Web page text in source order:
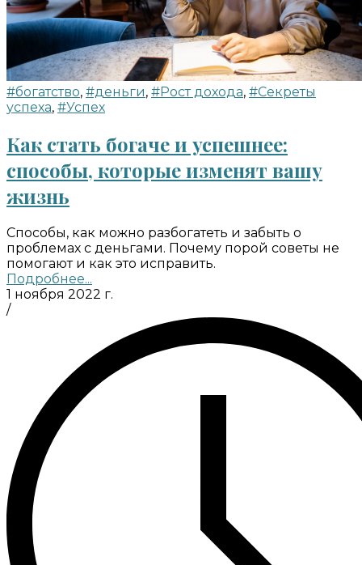
#богатство, #деньги, #Рост дохода, #Секреты
успеха, #Успех
Как стать богаче и успешнее:
способы, которые изменят вашу
жизнь
Способы, как можно разбогатеть и забыть о
проблемах с деньгами. Почему порой советы не
помогают и как это исправить.
Подробнее...
1 ноября 2022 г.
/